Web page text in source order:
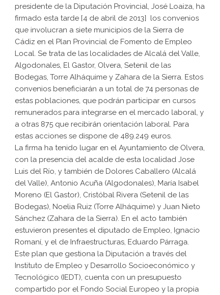
presidente de la Diputación Provincial, José Loaiza, ha
firmado esta tarde [4 de abril de 2013] los convenios
que involucran a siete municipios de la Sierra de
Cádiz en el Plan Provincial de Fomento de Empleo
Local. Se trata de las localidades de Alcalá del Valle,
Algodonales, El Gastor, Olvera, Setenil de las
Bodegas, Torre Alháquime y Zahara de la Sierra. Estos
convenios beneficiarán a un total de 74 personas de
estas poblaciones, que podrán participar en cursos
remunerados para integrarse en el mercado laboral, y
a otras 875 que recibirán orientación laboral. Para
estas acciones se dispone de 489.249 euros.
La firma ha tenido lugar en el Ayuntamiento de Olvera,
con la presencia del acalde de esta localidad Jose
Luis del Río, y también de Dolores Caballero (Alcalá
del Valle), Antonio Acuña (Algodonales), María Isabel
Moreno (El Gastor), Cristóbal Rivera (Setenil de las
Bodegas), Noelia Ruiz (Torre Alháquime) y Juan Nieto
Sánchez (Zahara de la Sierra). En el acto también
estuvieron presentes el diputado de Empleo, Ignacio
Romaní, y el de Infraestructuras, Eduardo Párraga.
Este plan que gestiona la Diputación a través del
Instituto de Empleo y Desarrollo Socioeconómico y
Tecnológico (IEDT), cuenta con un presupuesto
compartido por el Fondo Social Europeo y la propia